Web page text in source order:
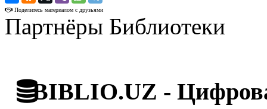
Поделитесь материалом с друзьями
Партнёры Библиотеки
BIBLIO.UZ -